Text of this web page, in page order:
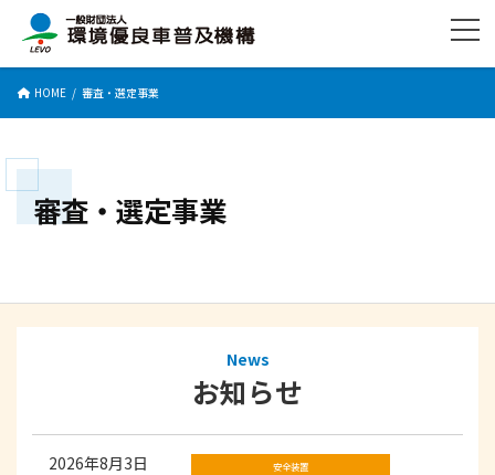
へ
キ
ッ
ョ
に
移
HOME 審査・選定事業
審査・選定事業
お知らせ
News
2026年8月3日 安全装置